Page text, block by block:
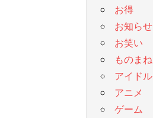
お得
お知らせ
お笑い
ものまね
アイドル
アニメ
ゲーム